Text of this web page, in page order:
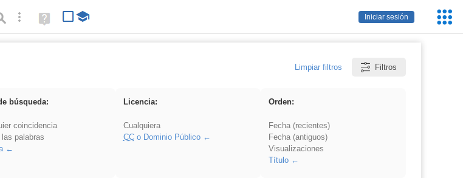
Iniciar sesión
Búsqueda avanzada
Ayuda
(en
Limpiar filtros Filtros
búsqueda:
coincidencia
las palabras
Licencia:
Cualquiera
CCo Dominio Público
Orden:
Fecha (recientes)
Fecha (antiguos)
Visualizaciones
Título